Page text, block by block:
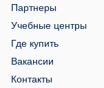
Партнеры
Учебные центры
Где купить
Вакансии
Контакты